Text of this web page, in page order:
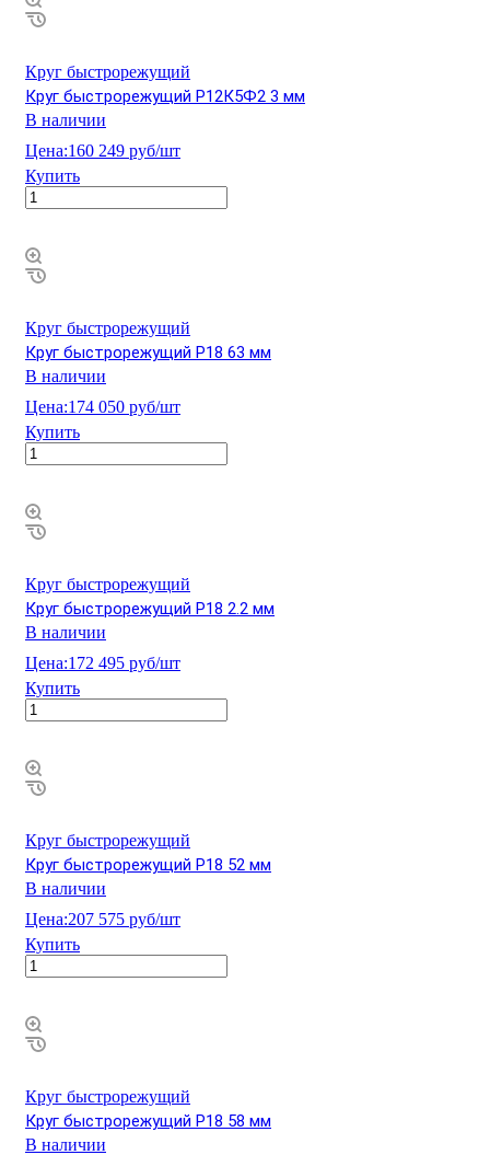
Круг быстрорежущий
Круг быстрорежущий Р12К5Ф2 3 мм
В наличии
Цена:160 249 руб/шт
Купить
Круг быстрорежущий
Круг быстрорежущий Р18 63 мм
В наличии
Цена:174 050 руб/шт
Купить
Круг быстрорежущий
Круг быстрорежущий Р18 2.2 мм
В наличии
Цена:172 495 руб/шт
Купить
Круг быстрорежущий
Круг быстрорежущий Р18 52 мм
В наличии
Цена:207 575 руб/шт
Купить
Круг быстрорежущий
Круг быстрорежущий Р18 58 мм
В наличии